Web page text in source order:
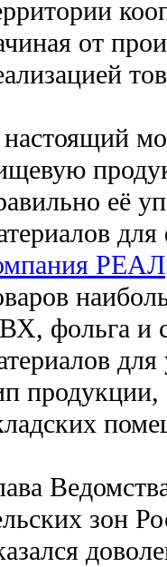
от
её
РЕАЛ
фольга и
продукции,
зон